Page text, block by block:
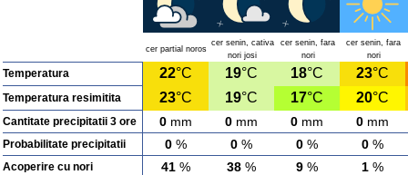
cer partial noros
cer senin, cativa
nori josi
cer senin, fara
nori
cer senin, fara
nori
Temperatura 22°C 19°C 18°C 23°C
Temperatura resimitita 23°C 19°C 17°C 20°C
Cantitate precipitatii 3 ore 0 mm 0 mm 0 mm 0 mm
Probabilitate precipitatii 0 % 0 % 0 % 0 %
Acoperire cu nori 41 % 38 % 9 % 1 %